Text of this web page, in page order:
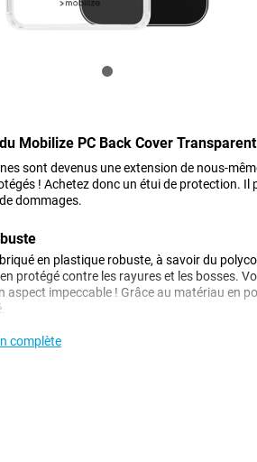
Mobilize PC Back Cover
sont devenus une extension de nous-
! Achetez donc un étui de protection.
dommages.
en plastique robuste, à savoir du
protégé contre les rayures et les bosses.
aspect impeccable ! Grâce au matériau en
protéger votre Google Pixel 9/9 Pro sans en
transparent comme cette Mobilize PC
complète